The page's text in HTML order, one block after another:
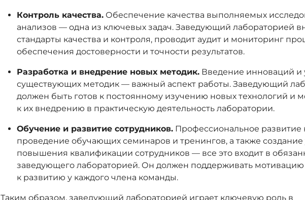
Контроль качества. Обеспечение качества выполняемых
анализов — одна из ключевых задач. Заведующий лабораторией
стандарты качества и контроля, проводит аудит и мониторинг
обеспечения достоверности и точности результатов.
Разработка и внедрение новых методик. Введение инноваций и
существующих методик — важный аспект работы. Заведующий
должен быть готов к постоянному изучению новых технологий и
к их внедрению в практическую деятельность лаборатории.
Обучение и развитие сотрудников. Профессиональное развитие
проведение обучающих семинаров и тренингов, а также создание
повышения квалификации сотрудников — все это входит в
заведующего лабораторией. Он должен поддерживать
к развитию у каждого члена команды.
Таким образом, заведующий лабораторией играет ключевую роль в